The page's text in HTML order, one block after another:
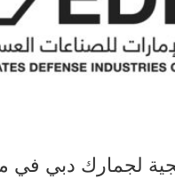
لجمارك دبي في